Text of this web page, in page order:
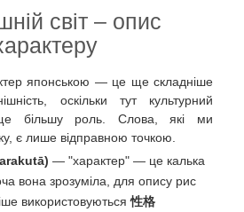
світ – опис
японською — це ще складніше
оскільки тут культурний
ще більшу роль. Слова, які ми
є лише відправною точкою.
— "характер" — це калька
вона зрозуміла, для опису рис
використовуються性格